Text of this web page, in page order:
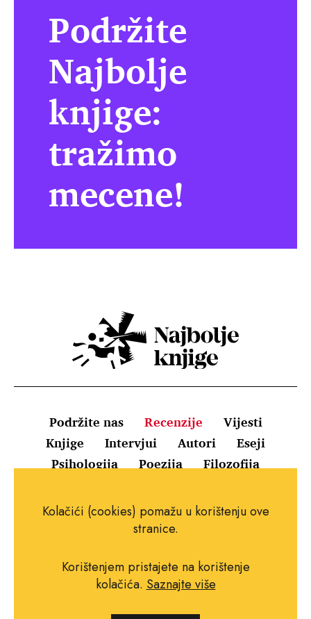
Podržite
Najbolje
knjige:
tražimo
mecene!
Podržite nas Recenzije
Vijesti
Knjige
Intervjui Autori
Eseji
Psihologija
Poezija Filozofija
Uvjeti korištenja
Pravila o kolačićima
Impressum
Kolačići (cookies) pomažu u korištenju ove
stranice.
Korištenjem pristajete na korištenje
kolačića. Saznajte više